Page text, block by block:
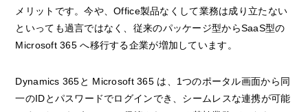
メリットです。今や、Office製品なくして業務は成り立たない
といっても過言ではなく、従来のパッケージ型からSaaS型の
Microsoft 365へ移行する企業が増加しています。
Dynamics 365と Microsoft 365 は、1つのポータル画面から同
一のIDとパスワードでログインでき、シームレスな連携が可能